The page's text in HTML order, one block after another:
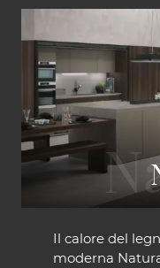
Il calore del
moderna